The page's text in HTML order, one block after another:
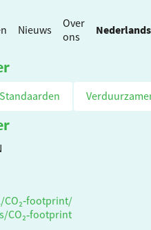
Nieuws
Over
ons
Nederlands
Standaarden
/CO₂‑footprint/
/CO₂‑footprint